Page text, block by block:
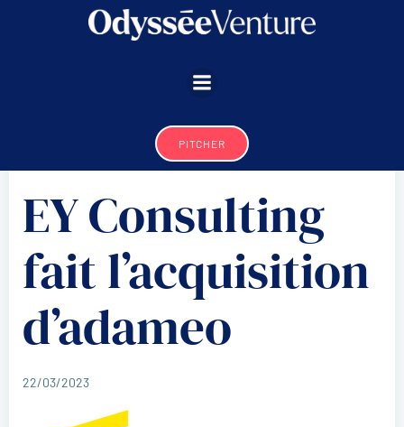
Aller
au
PITCHER
EY Consulting
fait l’acquisition
d’adameo
22/03/2023